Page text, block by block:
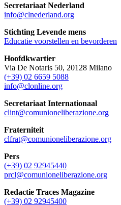
Secretariaat Nederland
info@clnederland.org
Stichting Levende mens
Educatie voorstellen en bevorderen
Hoofdkwartier
Via De Notaris 50, 20128 Milano
(+39) 02 6659 5088
info@clonline.org
Secretariaat Internationaal
clint@comunioneliberazione.org
Fraterniteit
clfrat@comunioneliberazione.org
Pers
(+39) 02 92945440
prcl@comunioneliberazione.org
Redactie Traces Magazine
(+39) 02 92945400